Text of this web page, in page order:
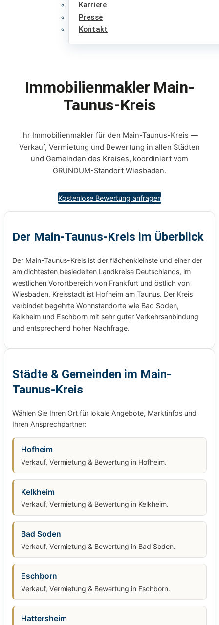
Karriere
Presse
Kontakt
Immobilienmakler Main-
Taunus-Kreis
Ihr Immobilienmakler für den Main-Taunus-Kreis —
Verkauf, Vermietung und Bewertung in allen Städten
und Gemeinden des Kreises, koordiniert vom
GRUNDUM-Standort Wiesbaden.
Kostenlose Bewertung anfragen
Der Main-Taunus-Kreis im Überblick
Der Main-Taunus-Kreis ist der flächenkleinste und einer der
am dichtesten besiedelten Landkreise Deutschlands, im
westlichen Vorortbereich von Frankfurt und östlich von
Wiesbaden. Kreisstadt ist Hofheim am Taunus. Der Kreis
verbindet begehrte Wohnstandorte wie Bad Soden,
Kelkheim und Eschborn mit sehr guter Verkehrsanbindung
und entsprechend hoher Nachfrage.
Städte & Gemeinden im Main-
Taunus-Kreis
Wählen Sie Ihren Ort für lokale Angebote, Marktinfos und
Ihren Ansprechpartner:
Hofheim
Verkauf, Vermietung & Bewertung in Hofheim.
Kelkheim
Verkauf, Vermietung & Bewertung in Kelkheim.
Bad Soden
Verkauf, Vermietung & Bewertung in Bad Soden.
Eschborn
Verkauf, Vermietung & Bewertung in Eschborn.
Hattersheim